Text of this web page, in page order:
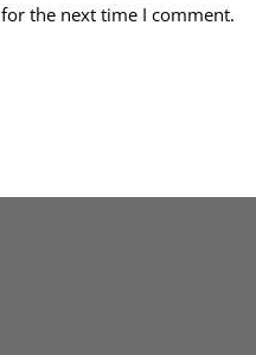
the next time I comment.